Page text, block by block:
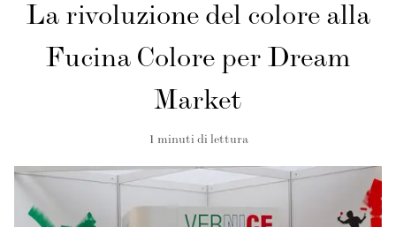
La rivoluzione del colore alla
Fucina Colore per Dream
Market
1 minuti di lettura